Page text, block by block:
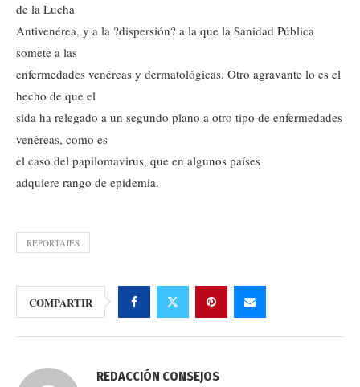
de la Lucha
Antivenérea, y a la ?dispersión? a la que la Sanidad Pública
somete a las
enfermedades venéreas y dermatológicas. Otro agravante lo es el
hecho de que el
sida ha relegado a un segundo plano a otro tipo de enfermedades
venéreas, como es
el caso del papilomavirus, que en algunos países
adquiere rango de epidemia.
REPORTAJES
COMPARTIR
REDACCIÓN CONSEJOS